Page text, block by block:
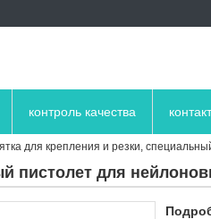
контроль качества
для крепления и резки,
пистолет для